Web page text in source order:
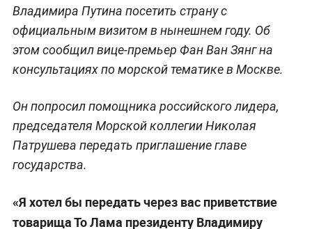
Владимира Путина посетить страну с
официальным визитом в нынешнем году. Об
этом сообщил вице-премьер Фан Ван Зянг на
консультациях по морской тематике в Москве.
Он попросил помощника российского лидера,
председателя Морской коллегии Николая
Патрушева передать приглашение главе
государства.
«Я хотел бы передать через вас приветствие
товарища То Лама президенту Владимиру